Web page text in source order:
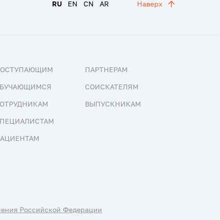
RU EN CN AR Наверх
ПАРТНЕРАМ
СОИСКАТЕЛЯМ
ВЫПУСКНИКАМ
Российской Федерации